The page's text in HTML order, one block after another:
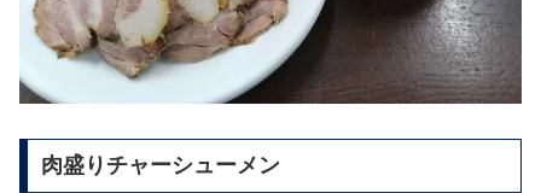
肉盛りチャーシューメン